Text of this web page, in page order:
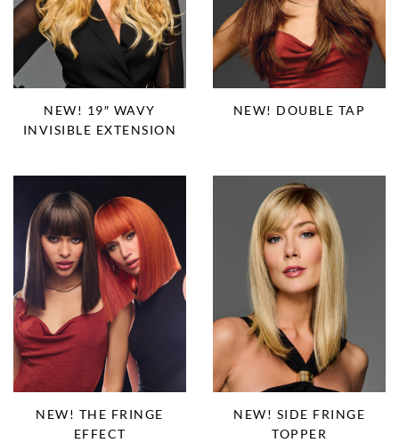
NEW! 19″ WAVY
INVISIBLE EXTENSION
NEW! DOUBLE TAP
NEW! THE FRINGE
EFFECT
NEW! SIDE FRINGE
TOPPER